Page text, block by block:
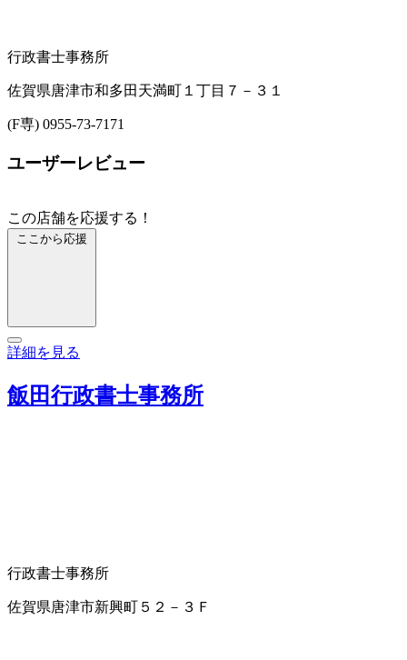
行政書士事務所
佐賀県唐津市和多田天満町１丁目７－３１
(F専) 0955-73-7171
ユーザーレビュー
この店舗を応援する！
ここから応援
詳細を見る
飯田行政書士事務所
行政書士事務所
佐賀県唐津市新興町５２－３Ｆ